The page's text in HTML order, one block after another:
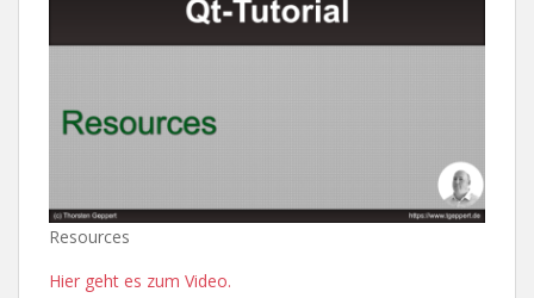
Resources
Hier geht es zum Video.